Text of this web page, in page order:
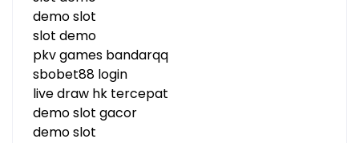
demo slot
slot demo
pkv games bandarqq
sbobet88 login
live draw hk tercepat
demo slot gacor
demo slot